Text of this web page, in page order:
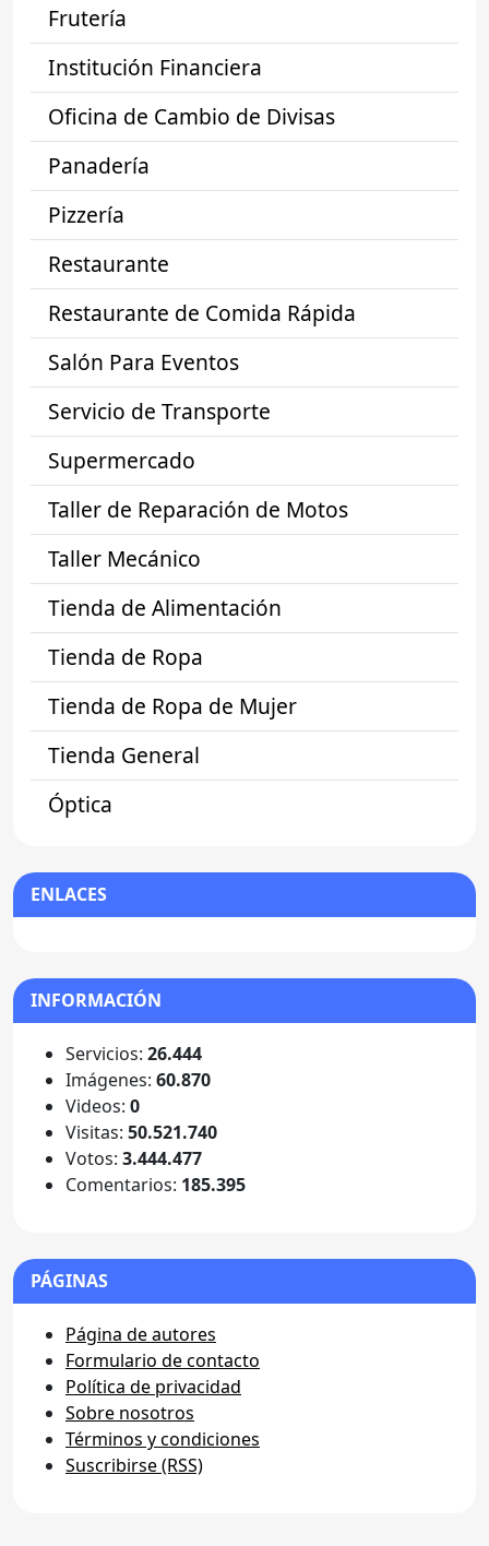
Frutería
Institución Financiera
Oficina de Cambio de Divisas
Panadería
Pizzería
Restaurante
Restaurante de Comida Rápida
Salón Para Eventos
Servicio de Transporte
Supermercado
Taller de Reparación de Motos
Taller Mecánico
Tienda de Alimentación
Tienda de Ropa
Tienda de Ropa de Mujer
Tienda General
Óptica
ENLACES
INFORMACIÓN
Servicios: 26.444
Imágenes: 60.870
Videos: 0
Visitas: 50.521.740
Votos: 3.444.477
Comentarios: 185.395
PÁGINAS
Página de autores
Formulario de contacto
Política de privacidad
Sobre nosotros
Términos y condiciones
Suscribirse (RSS)